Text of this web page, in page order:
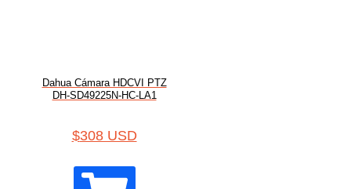
Dahua Cámara HDCVI PTZ
DH-SD49225N-HC-LA1
$308 USD